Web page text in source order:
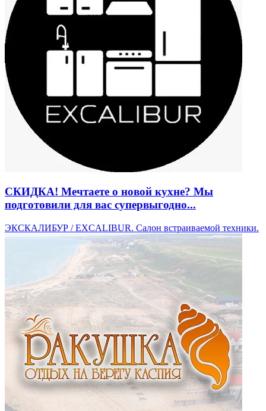
СКИДКА! Мечтаете о новой кухне? Мы
подготовили для вас супервыгодно...
ЭКСКАЛИБУР / EXCALIBUR. ​Салон встраиваемой техники.